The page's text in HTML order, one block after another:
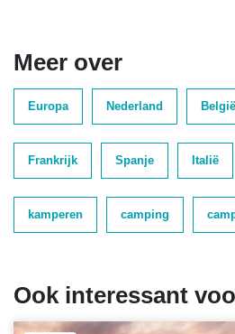
Meer over
Europa Nederland België
Frankrijk Spanje Italië
kamperen camping
Ook interessant